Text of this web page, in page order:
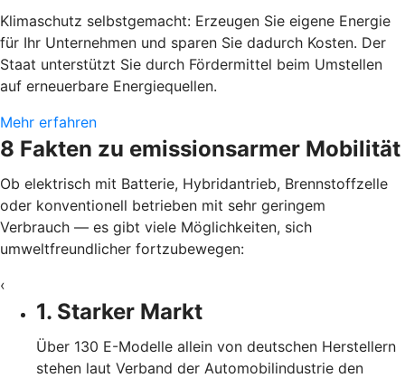
Klimaschutz selbstgemacht: Erzeugen Sie eigene Energie
für Ihr Unternehmen und sparen Sie dadurch Kosten. Der
Staat unterstützt Sie durch Fördermittel beim Umstellen
auf erneuerbare Energiequellen.
Mehr erfahren
8 Fakten zu emissionsarmer Mobilität
Ob elektrisch mit Batterie, Hybridantrieb, Brennstoffzelle
oder konventionell betrieben mit sehr geringem
Verbrauch — es gibt viele Möglichkeiten, sich
umweltfreundlicher fortzubewegen:
‹
1. Starker Markt
Über 130 E-Modelle allein von deutschen Herstellern
stehen laut Verband der Automobilindustrie den